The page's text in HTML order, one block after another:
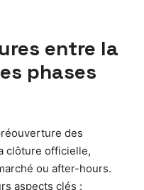
entre la
phases
des
clôture officielle,
ou after-hours.
aspects clés :